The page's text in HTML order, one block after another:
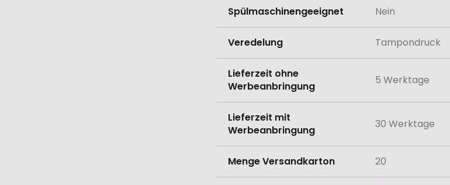
Spülmaschinengeeignet Nein
Veredelung Tampondruck
Lieferzeit ohne
Werbeanbringung
5 Werktage
Lieferzeit mit
Werbeanbringung
30 Werktage
Menge Versandkarton 20